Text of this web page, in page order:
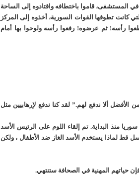
المستشفى، قاموا باختطافه واقتادوه إلى الساحة
كانت تطوقها القوات السورية، أخذوه إلى المركز
رأسه! ثم عرضوه! رفعوا رأسه ولوحوا بها أمام
ألا ندفع لهم.” لقد كنا ندفع لإرهابيين مثل
منذ البداية. تم إلقاء اللوم على الرئيس الأسد
قط لماذا يستخدم الأسد الغاز ضد الأطفال ، ولكن
حياتهم المهنية في الصحافة ستنتهي.